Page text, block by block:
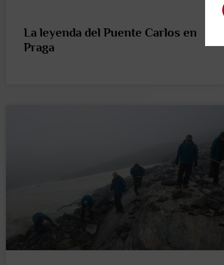
La leyenda del Puente Carlos en
Praga